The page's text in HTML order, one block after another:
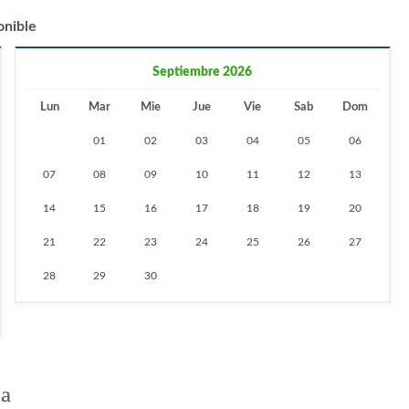
Septiembre 2026
Lun Mar Mie Jue Vie Sab Dom
01 02 03 04 05 06
07 08 09 10 11 12 13
14 15 16 17 18 19 20
21 22 23 24 25 26 27
28 29 30